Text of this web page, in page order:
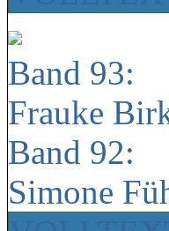
Band 93:
Frauke
Band 92:
Simone